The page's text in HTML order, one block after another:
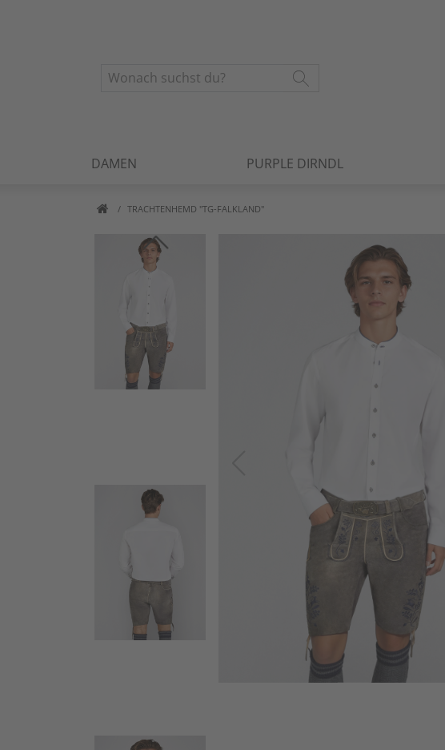
DAMEN PURPLE DIRNDL
TRACHTENHEMD "TG-FALKLAND"
Artikelbilder überspringen